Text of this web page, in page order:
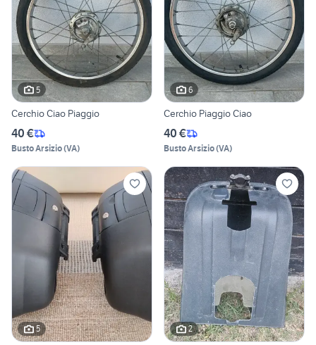
5
Cerchio Ciao Piaggio
40 €
Busto Arsizio(VA)
6
Cerchio Piaggio Ciao
40 €
Busto Arsizio(VA)
5 2